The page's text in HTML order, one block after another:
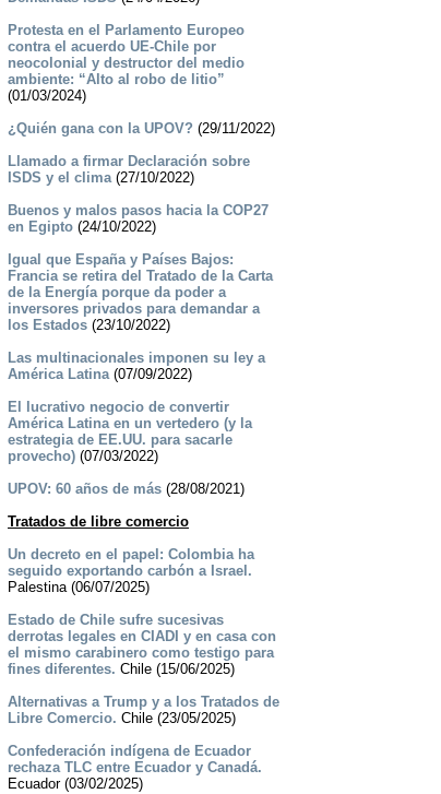
Protesta en el Parlamento Europeo
contra el acuerdo UE-Chile por
neocolonial y destructor del medio
ambiente: “Alto al robo de litio”
(01/03/2024)
¿Quién gana con la UPOV? (29/11/2022)
Llamado a firmar Declaración sobre
ISDS y el clima(27/10/2022)
Buenos ­y malos pasos hacia la COP27
en Egipto(24/10/2022)
Igual que España y Países Bajos:
Francia se retira del Tratado de la Carta
de la Energía porque da poder a
inversores privados para demandar a
los Estados(23/10/2022)
Las multinacionales imponen su ley a
América Latina(07/09/2022)
El lucrativo negocio de convertir
América Latina en un vertedero (y la
estrategia de EE.UU. para sacarle
provecho)(07/03/2022)
UPOV: 60 años de más(28/08/2021)
Tratados de libre comercio
Un decreto en el papel: Colombia ha
seguido exportando carbón a Israel.
Palestina (06/07/2025)
Estado de Chile sufre sucesivas
derrotas legales en CIADI y en casa con
el mismo carabinero como testigo para
fines diferentes. Chile (15/06/2025)
Alternativas a Trump y a los Tratados de
Libre Comercio. Chile (23/05/2025)
Confederación indígena de Ecuador
rechaza TLC entre Ecuador y Canadá.
Ecuador (03/02/2025)